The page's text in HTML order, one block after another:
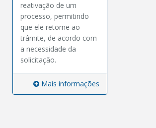
reativação de um
processo, permitindo
que ele retorne ao
trâmite, de acordo com
a necessidade da
solicitação.
Mais informações